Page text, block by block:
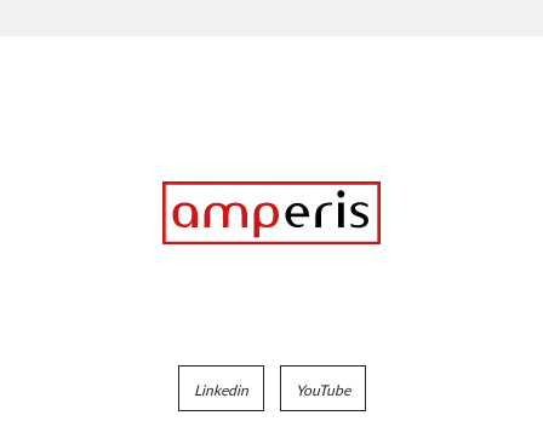
Linkedin YouTube